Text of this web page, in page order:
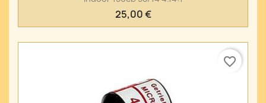
25,00 €
favorite_border